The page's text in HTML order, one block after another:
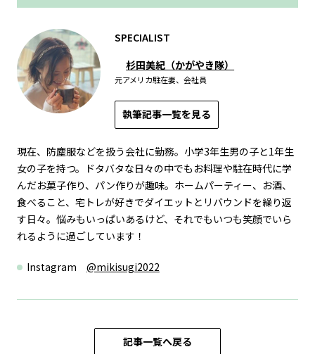
SPECIALIST
杉田美紀（かがやき隊）
元アメリカ駐在妻、会社員
執筆記事一覧を見る
現在、防塵服などを扱う会社に勤務。小学3年生男の子と1年生
女の子を持つ。ドタバタな日々の中でもお料理や駐在時代に学
んだお菓子作り、パン作りが趣味。ホームパーティー、お酒、
食べること、宅トレが好きでダイエットとリバウンドを繰り返
す日々。悩みもいっぱいあるけど、それでもいつも笑顔でいら
れるように過ごしています！
Instagram @mikisugi2022
記事一覧へ戻る